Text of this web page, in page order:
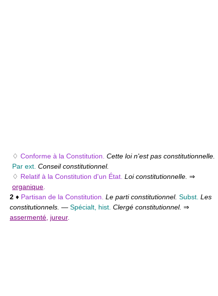
♢ Conforme à la Constitution. Cette loi n'est pas constitutionnelle.
Par ext. Conseil constitutionnel.
♢ Relatif à la Constitution d'un État. Loi constitutionnelle. ⇒
organique
2 ♦ Partisan de la Constitution. Le parti constitutionnel. Subst. Les
constitutionnels. — Spécialt, hist. Clergé constitutionnel. ⇒
assermenté jureur.